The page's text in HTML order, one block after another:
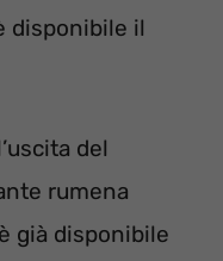
disponibile il
del
rumena
già disponibile